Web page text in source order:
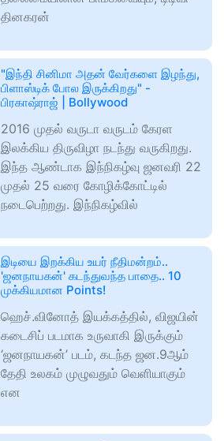
தினகரன்
"இந்தி சினிமா அதன் வேர்களை இழந்து,
பிளாஸ்டிக் போல இருக்கிறது" -
பிரகாஷ்ராஜ் | Bollywood
2016 முதல் வருடா வருடம் கேரள
இலக்கிய திருவிழா நடந்து வருகிறது.
இந்த ஆண்டாக இந்நிகழ்வு ஜனவரி 22
முதல் 25 வரை கோழிக்கோட்டில்
நடைபெற்றது. இந்நிகழ்வில்
இடியை இறக்கிய உயர் நீதிமன்றம்..
'ஜனநாயகன்' கடந்துவந்த பாதை.. 10
முக்கியமான Points!
ஹெச்.வினோத் இயக்கத்தில், விஜயின்
கடைசிப் படமாக உருவாகி இருக்கும்
‘ஜனநாயகன்’ படம், கடந்த ஜன.9ஆம்
தேதி உலகம் முழுவதும் வெளியாகும்
என